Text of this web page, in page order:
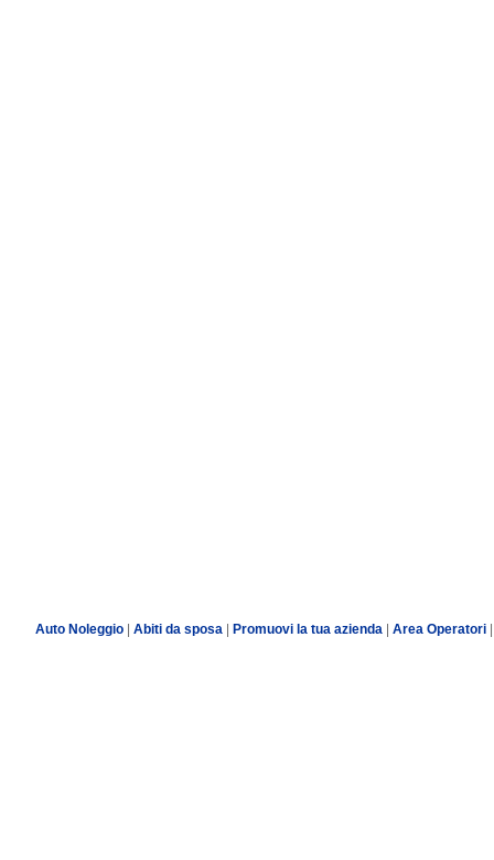
Auto Noleggio| Abiti da sposa| Promuovi la tua azienda Area Operatori